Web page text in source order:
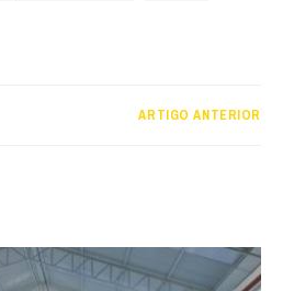
ARTIGO ANTERIOR